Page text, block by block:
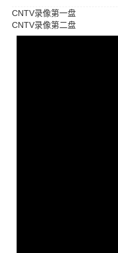
CNTV录像第一盘
CNTV录像第二盘